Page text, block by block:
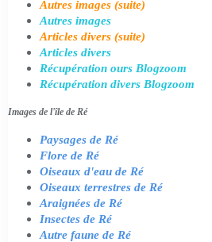
Autres images (suite)
Autres images
Articles divers (suite)
Articles divers
Récupération ours Blogzoom
Récupération divers Blogzoom
Images de l'île de Ré
Paysages de Ré
Flore de Ré
Oiseaux d'eau de Ré
Oiseaux terrestres de Ré
Araignées de Ré
Insectes de Ré
Autre faune de Ré